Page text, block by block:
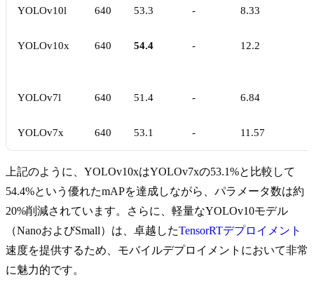
YOLOv10l 640 53.3 - 8.33
YOLOv10x 640 54.4 - 12.2
YOLOv7l 640 51.4 - 6.84
YOLOv7x 640 53.1 - 11.57
上記のように、YOLOv10xはYOLOv7xの53.1%と比較して
54.4%という優れたmAPを達成しながら、パラメータ数は約
20%削減されています。さらに、軽量なYOLOv10モデル
（NanoおよびSmall）は、卓越したTensorRTデプロイメント
速度を提供するため、モバイルデプロイメントにおいて非常
に魅力的です。